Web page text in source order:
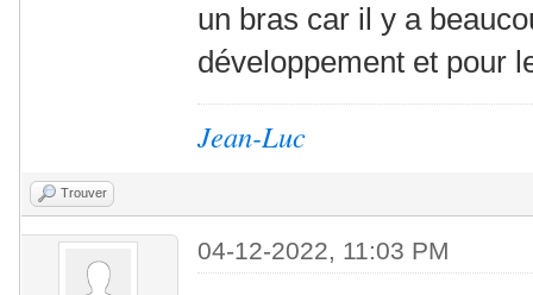
un bras car il y a
développement et pour
Jean-Luc
Trouver
04-12-2022, 11:03 PM